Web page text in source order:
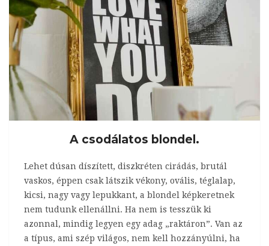
A csodálatos blondel.
Lehet dúsan díszített, diszkréten cirádás, brutál
vaskos, éppen csak látszik vékony, ovális, téglalap,
kicsi, nagy vagy lepukkant, a blondel képkeretnek
nem tudunk ellenállni. Ha nem is tesszük ki
azonnal, mindig legyen egy adag „raktáron”. Van az
a típus, ami szép világos, nem kell hozzányúlni, ha